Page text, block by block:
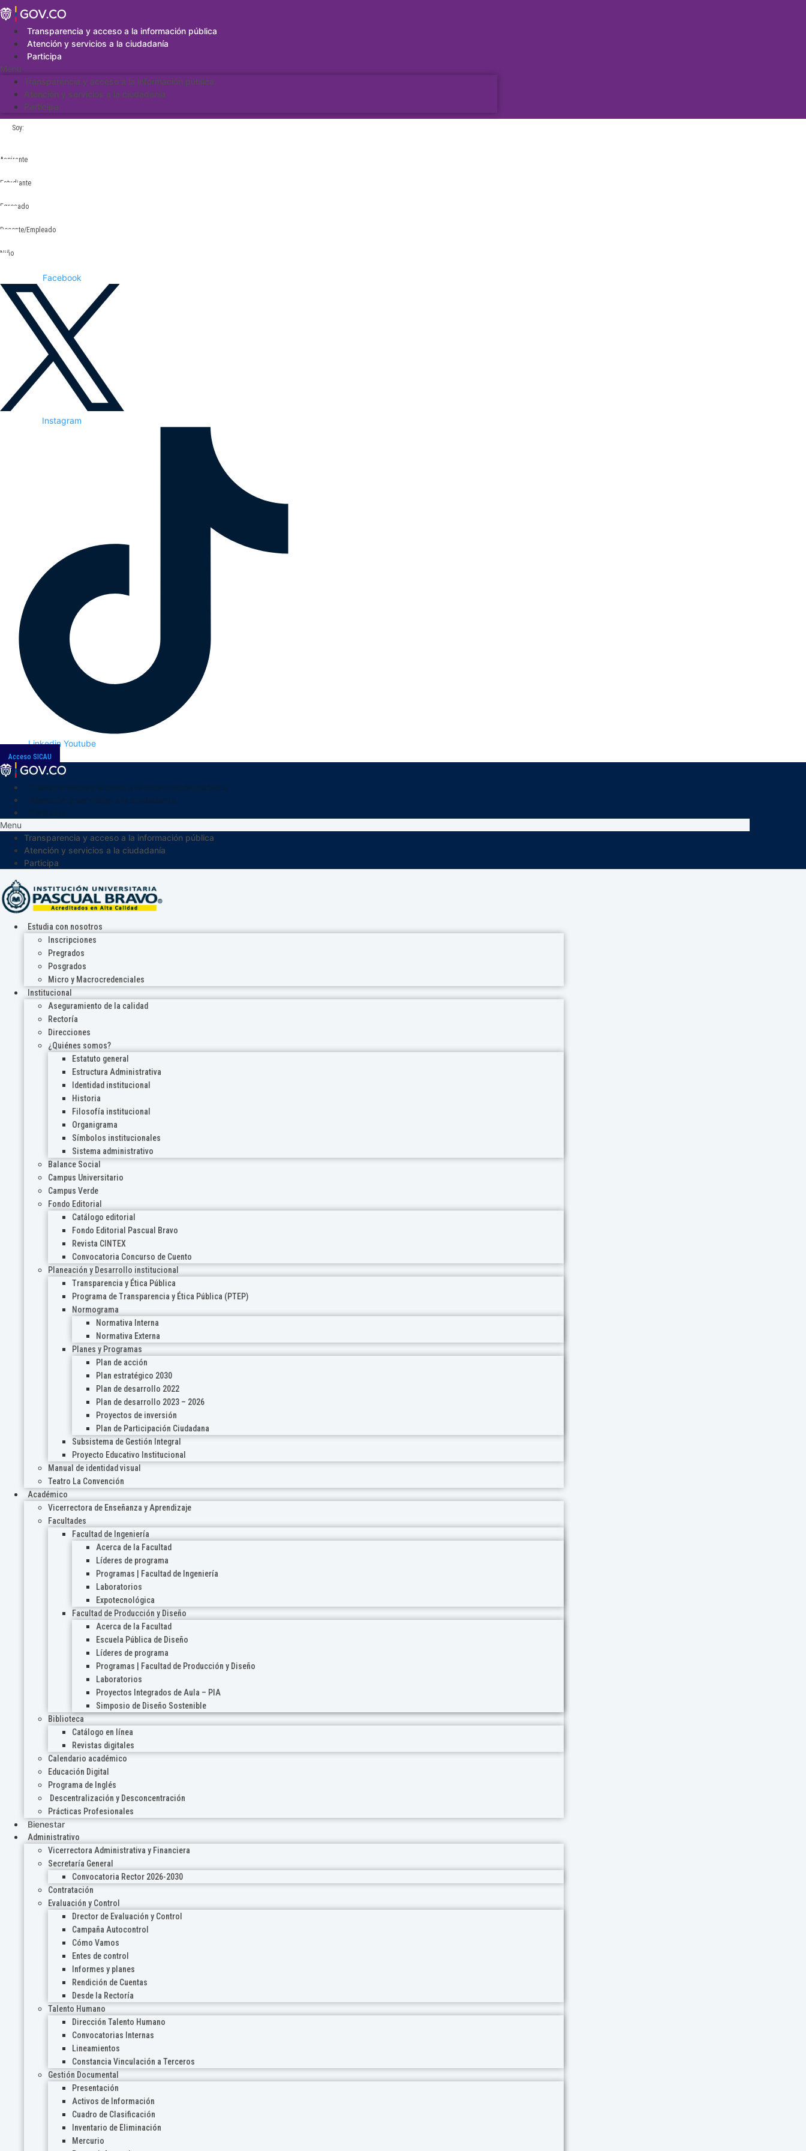
Saltar
al
contenidoTransparencia y acceso a la información pública
Atención y servicios a la ciudadanía
Participa
Menu
Transparencia y acceso a la información pública
Atención y servicios a la ciudadanía
Participa
Soy:
Aspirante
Estudiante
Egresado
Docente/Empleado
Niño
Facebook
Instagram
Linkedin Youtube
Acceso SICAU
Menu
Transparencia y acceso a la información pública
Atención y servicios a la ciudadanía
Participa
Estudia con nosotros
Inscripciones
Pregrados
Posgrados
Micro y Macrocredenciales
Institucional
Aseguramiento de la calidad
Rectoría
Direcciones
¿Quiénes somos?
Estatuto general
Estructura Administrativa
Identidad institucional
Historia
Filosofía institucional
Organigrama
Símbolos institucionales
Sistema administrativo
Balance Social
Campus Universitario
Campus Verde
Fondo Editorial
Catálogo editorial
Fondo Editorial Pascual Bravo
Revista CINTEX
Convocatoria Concurso de Cuento
Planeación y Desarrollo institucional
Transparencia y Ética Pública
Programa de Transparencia y Ética Pública (PTEP)
Normograma
Normativa Interna
Normativa Externa
Planes y Programas
Plan de acción
Plan estratégico 2030
Plan de desarrollo 2022
Plan de desarrollo 2023 – 2026
Proyectos de inversión
Plan de Participación Ciudadana
Subsistema de Gestión Integral
Proyecto Educativo Institucional
Manual de identidad visual
Teatro La Convención
Académico
Vicerrectora de Enseñanza y Aprendizaje
Facultades
Facultad de Ingeniería
Acerca de la Facultad
Líderes de programa
Programas | Facultad de Ingeniería
Laboratorios
Expotecnológica
Facultad de Producción y Diseño
Acerca de la Facultad
Escuela Pública de Diseño
Líderes de programa
Programas | Facultad de Producción y Diseño
Laboratorios
Proyectos Integrados de Aula – PIA
Simposio de Diseño Sostenible
Biblioteca
Catálogo en línea
Revistas digitales
Calendario académico
Educación Digital
Programa de Inglés
Descentralización y Desconcentración
Prácticas Profesionales
Bienestar
Administrativo
Vicerrectora Administrativa y Financiera
Secretaría General
Convocatoria Rector 2026-2030
Contratación
Evaluación y Control
Drector de Evaluación y Control
Campaña Autocontrol
Cómo Vamos
Entes de control
Informes y planes
Rendición de Cuentas
Desde la Rectoría
Talento Humano
Dirección Talento Humano
Convocatorias Internas
Lineamientos
Constancia Vinculación a Terceros
Gestión Documental
Presentación
Activos de Información
Cuadro de Clasificación
Inventario de Eliminación
Mercurio